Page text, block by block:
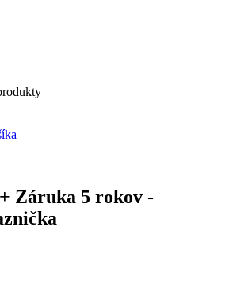
Záruka 5 rokov -